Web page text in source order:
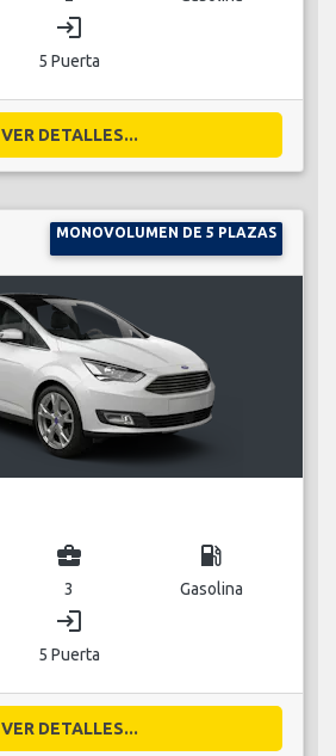
login
5 Puerta
VER DETALLES...
MONOVOLUMEN DE 5 PLAZAS
business_center
3
local_gas_station
Gasolina
login
5 Puerta
VER DETALLES...